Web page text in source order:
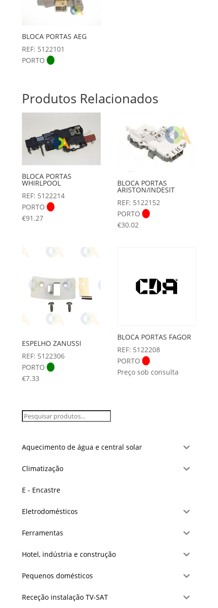
BLOCA PORTAS AEG
REF: 5122101
PORTO
Produtos Relacionados
BLOCA PORTAS
WHIRLPOOL
REF: 5122214
PORTO
€91.27
BLOCA PORTAS
ARISTON/INDESIT
REF: 5122152
PORTO
€30.02
ESPELHO ZANUSSI
REF: 5122306
PORTO
€7.33
BLOCA PORTAS FAGOR
REF: 5122208
PORTO
Preço sob consulta
Aquecimento de água e central solar
Climatização
E - Encastre
Eletrodomésticos
Ferramentas
Hotel, indústria e construção
Pequenos domésticos
Receção instalação TV-SAT